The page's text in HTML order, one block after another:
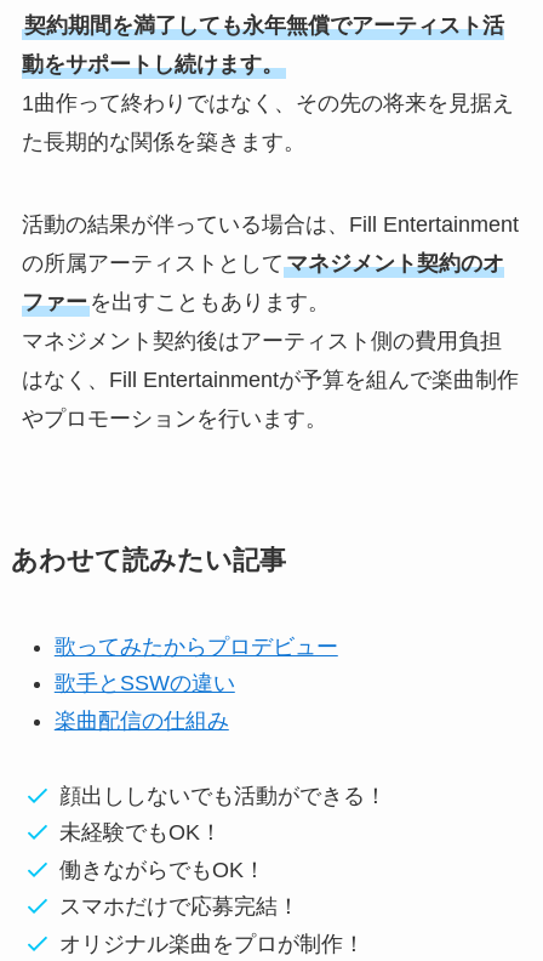
契約期間を満了しても永年無償でアーティスト活
動をサポートし続けます。
1曲作って終わりではなく、その先の将来を見据え
た長期的な関係を築きます。
活動の結果が伴っている場合は、Fill Entertainment
の所属アーティストとしてマネジメント契約のオ
ファーを出すこともあります。
マネジメント契約後はアーティスト側の費用負担
はなく、Fill Entertainmentが予算を組んで楽曲制作
やプロモーションを行います。
あわせて読みたい記事
歌ってみたからプロデビュー
歌手とSSWの違い
楽曲配信の仕組み
顔出ししないでも活動ができる！
未経験でもOK！
働きながらでもOK！
スマホだけで応募完結！
オリジナル楽曲をプロが制作！